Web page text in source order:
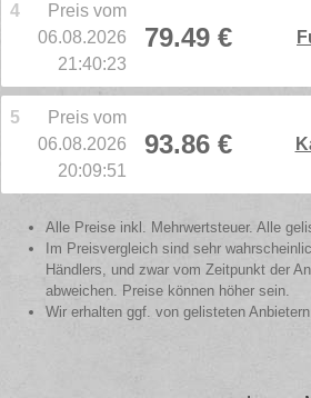
4
Preis vom
06.08.2026
21:40:23
79.49 €
5
Preis vom
06.08.2026
20:09:51
93.86 €
Alle Preise inkl. Mehrwertsteuer. Alle
Im Preisvergleich sind sehr
Händlers, und zwar vom Zeitpunkt der
abweichen. Preise können höher sein.
Wir erhalten ggf. von gelisteten